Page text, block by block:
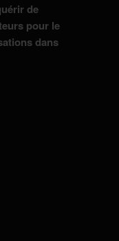
de
pour le
dans